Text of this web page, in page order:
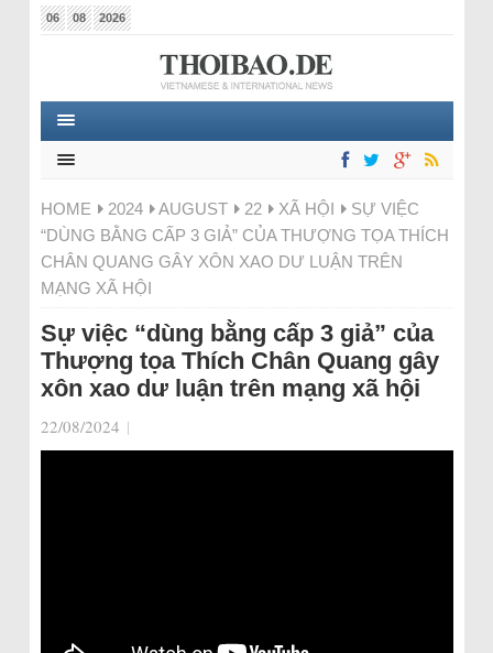
06 08 2026
HOME 2024 AUGUST 22 XÃ HỘI
SỰ VIỆC
“DÙNG BẰNG CẤP 3 GIẢ” CỦA THƯỢNG TỌA THÍCH
CHÂN QUANG GÂY XÔN XAO DƯ LUẬN TRÊN
MẠNG XÃ HỘI
Sự việc “dùng bằng cấp 3 giả” của
Thượng tọa Thích Chân Quang gây
xôn xao dư luận trên mạng xã hội
22/08/2024 |